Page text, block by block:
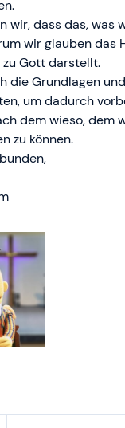
wir, dass das, was
wir glauben das
zu Gott darstellt.
die Grundlagen
um dadurch
dem wieso, dem
zu können.